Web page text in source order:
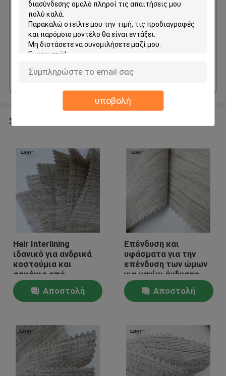
υποβολή
Προϊόντα
Σχετικά με εμάς
καμβά ατόμων σημείωσης
κειμένου κοστουμιών τηκτό
συναίσθημα χεριών
Να συνεχίσει
Συνιστώμενα προϊόντα
Hair Interlining
ιδανικό για ανδρικά
κοστούμια και
σακάκια από
βαμβάκι, βισκόζη,
πολυεστέρα και
τρίχα κατσίκας με
ελαστική αίσθηση
Αποστολή
Επένδυση και
υφάσματα για την
επένδυση των ώμων
για μανίκι ένδυσης
υψηλού επιπέδου
Αποστολή